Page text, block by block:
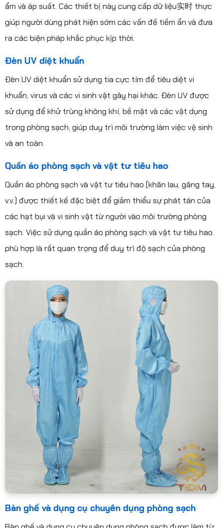
ẩm và áp suất. Các thiết bị này cung cấp dữ liệu实时 thực
giúp người dùng phát hiện sớm các vấn đề tiềm ẩn và đưa
ra các biện pháp khắc phục kịp thời.
Đèn UV diệt khuẩn
Đèn UV diệt khuẩn sử dụng tia cực tím để tiêu diệt vi
khuẩn, virus và các vi sinh vật gây hại khác. Đèn UV được
sử dụng để khử trùng không khí, bề mặt và các vật dụng
trong phòng sạch, giúp duy trì môi trường làm việc vệ sinh
và an toàn.
Quần áo phòng sạch và vật tư tiêu hao
Quần áo phòng sạch và vật tư tiêu hao (khăn lau, găng tay,
v.v.) được thiết kế đặc biệt để giảm thiểu sự phát tán của
các hạt bụi và vi sinh vật từ người vào môi trường phòng
sạch. Việc sử dụng quần áo phòng sạch và vật tư tiêu hao
phù hợp là rất quan trọng để duy trì độ sạch của phòng
sạch.
Bàn ghế và dụng cụ chuyên dụng phòng sạch